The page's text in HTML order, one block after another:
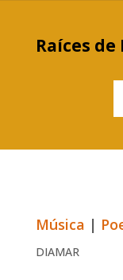
Raíces de
Música |
DIAMAR